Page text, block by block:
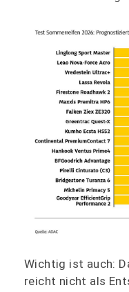
Wichtig ist auch:
reicht nicht als